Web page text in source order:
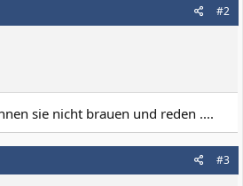
#2
sie nicht brauen und reden ....
#3